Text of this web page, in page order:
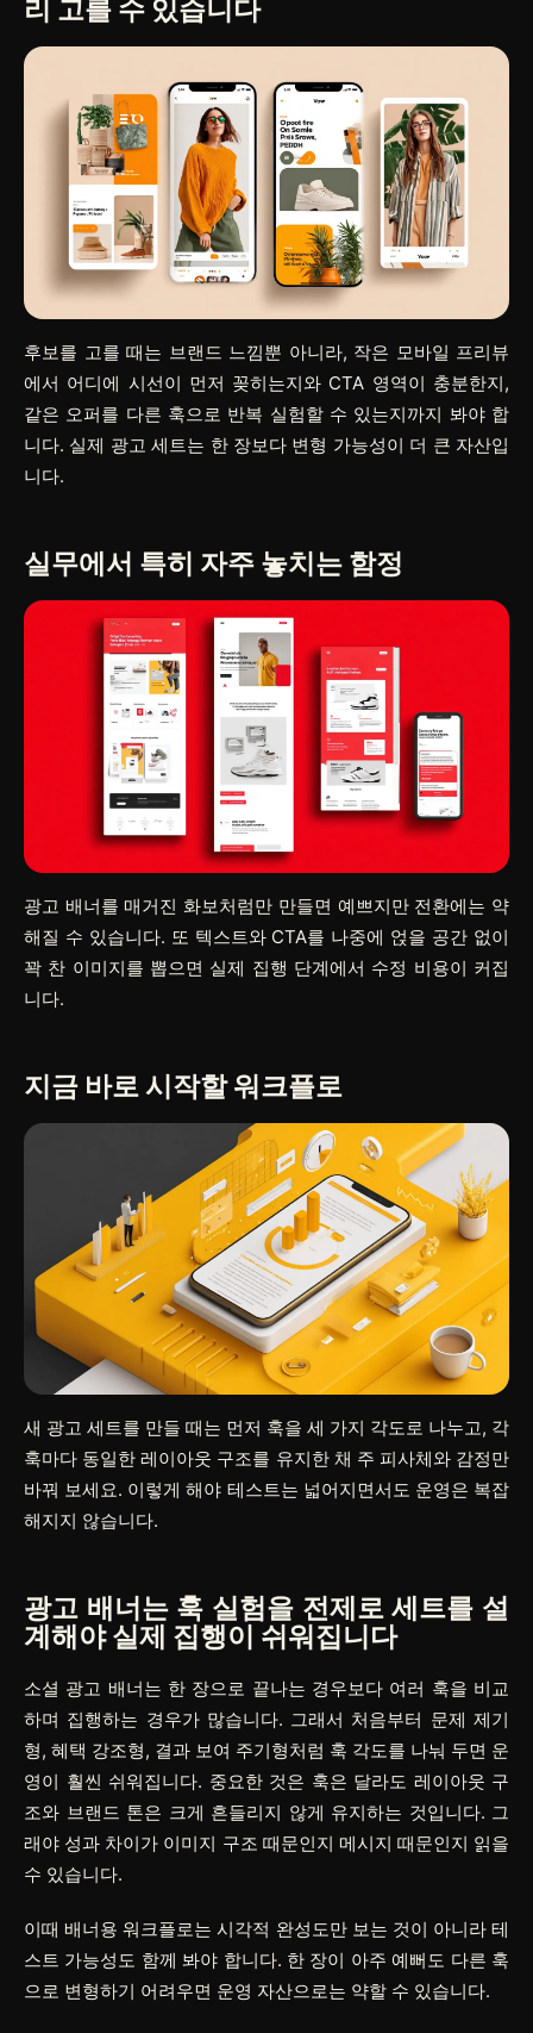
리 고를 수 있습니다
후보를 고를 때는 브랜드 느낌뿐 아니라, 작은 모바일 프리뷰
에서 어디에 시선이 먼저 꽂히는지와 CTA 영역이 충분한지,
같은 오퍼를 다른 훅으로 반복 실험할 수 있는지까지 봐야 합
니다. 실제 광고 세트는 한 장보다 변형 가능성이 더 큰 자산입
니다.
실무에서 특히 자주 놓치는 함정
광고 배너를 매거진 화보처럼만 만들면 예쁘지만 전환에는 약
해질 수 있습니다. 또 텍스트와 CTA를 나중에 얹을 공간 없이
꽉 찬 이미지를 뽑으면 실제 집행 단계에서 수정 비용이 커집
니다.
지금 바로 시작할 워크플로
새 광고 세트를 만들 때는 먼저 훅을 세 가지 각도로 나누고, 각
훅마다 동일한 레이아웃 구조를 유지한 채 주 피사체와 감정만
바꿔 보세요. 이렇게 해야 테스트는 넓어지면서도 운영은 복잡
해지지 않습니다.
광고 배너는 훅 실험을 전제로 세트를 설
계해야 실제 집행이 쉬워집니다
소셜 광고 배너는 한 장으로 끝나는 경우보다 여러 훅을 비교
하며 집행하는 경우가 많습니다. 그래서 처음부터 문제 제기
형, 혜택 강조형, 결과 보여 주기형처럼 훅 각도를 나눠 두면 운
영이 훨씬 쉬워집니다. 중요한 것은 훅은 달라도 레이아웃 구
조와 브랜드 톤은 크게 흔들리지 않게 유지하는 것입니다. 그
래야 성과 차이가 이미지 구조 때문인지 메시지 때문인지 읽을
수 있습니다.
이때 배너용 워크플로는 시각적 완성도만 보는 것이 아니라 테
스트 가능성도 함께 봐야 합니다. 한 장이 아주 예뻐도 다른 훅
으로 변형하기 어려우면 운영 자산으로는 약할 수 있습니다.